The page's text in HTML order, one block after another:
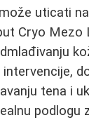
uticati
Cryo
tena i
podlogu